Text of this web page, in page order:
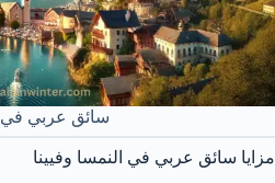
سائق عربي في
مزايا سائق عربي في النمسا وفيينا